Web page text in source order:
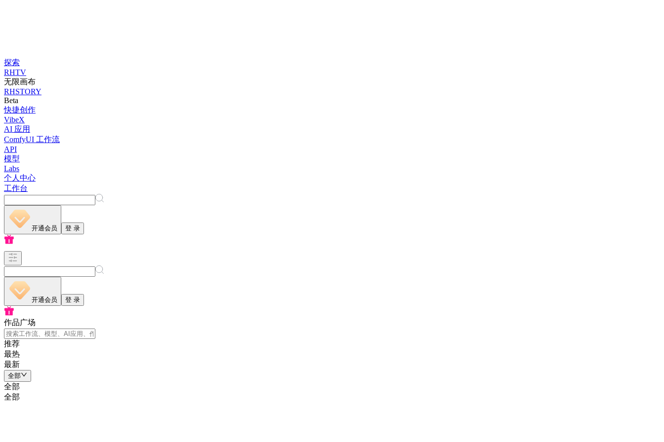
探索
RHTV
无限画布
RHSTORY
Beta
快捷创作
VibeX
AI 应用
ComfyUI 工作流
API
模型
Labs
个人中心
工作台
开通会员 登 录
开通会员 登 录
作品广场
推荐
最热
最新
全部
全部
全部